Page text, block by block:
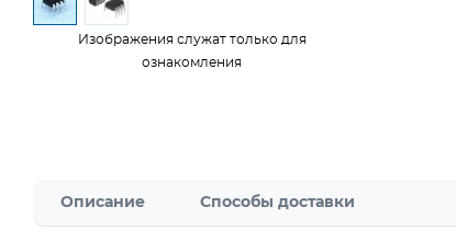
Изображения служат только для
ознакомления
Описание Способы доставки